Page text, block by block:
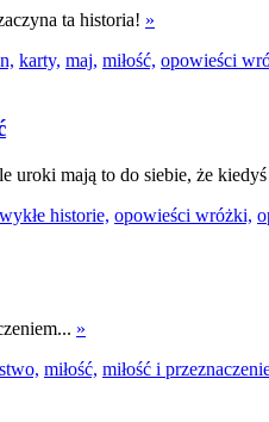
ta historia! »
karty, maj, miłość, opowieści
uroki mają to do siebie, że
historie, opowieści wróżki,
»
miłość, miłość i